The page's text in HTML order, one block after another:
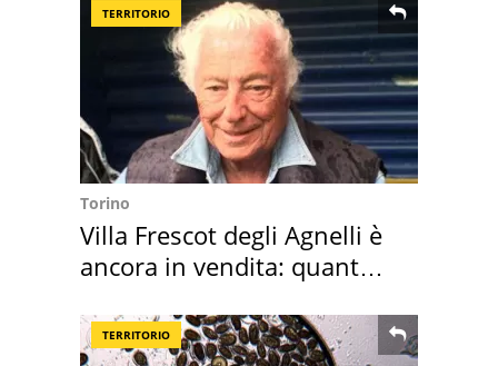
TERRITORIO
Torino
Villa Frescot degli Agnelli è
ancora in vendita: quanto
TERRITORIO